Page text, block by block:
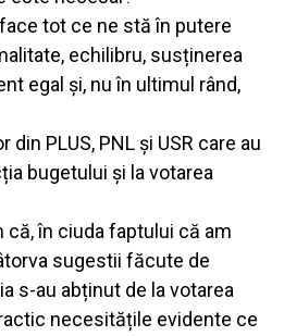
tot ce ne stă în putere
echilibru, susținerea
egal și, nu în ultimul rând,
PLUS, PNL și USR care au
bugetului și la votarea
în ciuda faptului că am
sugestii făcute de
s-au abținut de la votarea
necesitățile evidente ce